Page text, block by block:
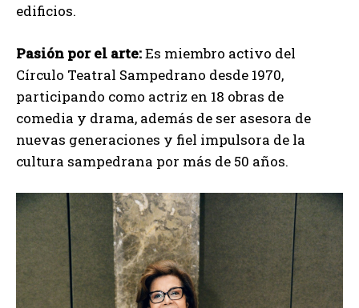
edificios.
Pasión por el arte:Es miembro activo del
Círculo Teatral Sampedrano desde 1970,
participando como actriz en 18 obras de
comedia y drama, además de ser asesora de
nuevas generaciones y fiel impulsora de la
cultura sampedrana por más de 50 años.